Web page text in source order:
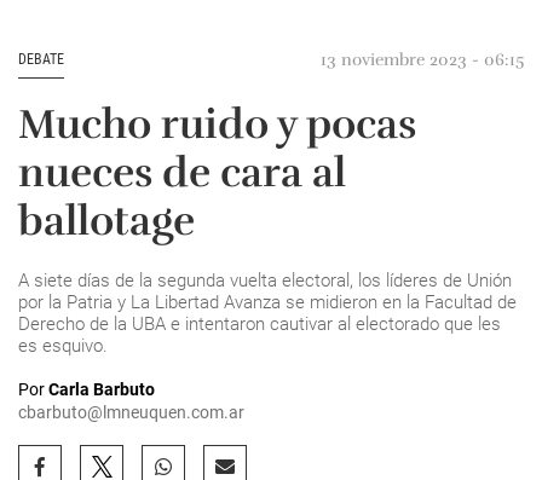
DEBATE 13 noviembre 2023 - 06:15
Mucho ruido y pocas
nueces de cara al
ballotage
A siete días de la segunda vuelta electoral, los líderes de Unión
por la Patria y La Libertad Avanza se midieron en la Facultad de
Derecho de la UBA e intentaron cautivar al electorado que les
es esquivo.
PorCarla Barbuto
cbarbuto@lmneuquen.com.ar